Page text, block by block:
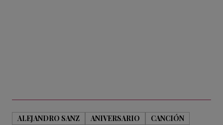
ALEJANDRO SANZ ANIVERSARIO
CANCIÓN